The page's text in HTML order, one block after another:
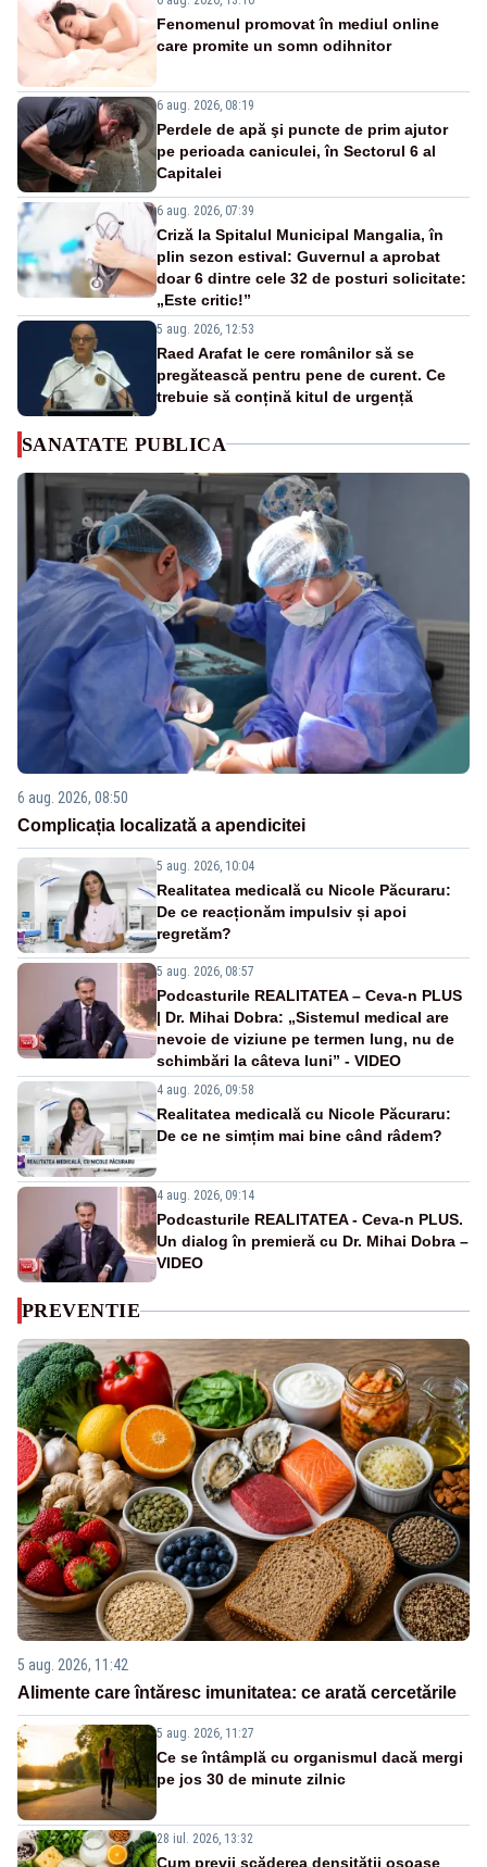
Fenomenul promovat în mediul online
care promite un somn odihnitor
6 aug. 2026, 08:19
Perdele de apă şi puncte de prim ajutor
pe perioada caniculei, în Sectorul 6 al
Capitalei
6 aug. 2026, 07:39
Criză la Spitalul Municipal Mangalia, în
plin sezon estival: Guvernul a aprobat
doar 6 dintre cele 32 de posturi solicitate:
„Este critic!”
5 aug. 2026, 12:53
Raed Arafat le cere românilor să se
pregătească pentru pene de curent. Ce
trebuie să conțină kitul de urgență
SANATATE PUBLICA
6 aug. 2026, 08:50
Complicația localizată a apendicitei
5 aug. 2026, 10:04
Realitatea medicală cu Nicole Păcuraru:
De ce reacționăm impulsiv și apoi
regretăm?
5 aug. 2026, 08:57
Podcasturile REALITATEA – Ceva-n PLUS
| Dr. Mihai Dobra: „Sistemul medical are
nevoie de viziune pe termen lung, nu de
schimbări la câteva luni” - VIDEO
4 aug. 2026, 09:58
Realitatea medicală cu Nicole Păcuraru:
De ce ne simțim mai bine când râdem?
4 aug. 2026, 09:14
Podcasturile REALITATEA - Ceva-n PLUS.
Un dialog în premieră cu Dr. Mihai Dobra –
VIDEO
PREVENTIE
5 aug. 2026, 11:42
Alimente care întăresc imunitatea: ce arată cercetările
5 aug. 2026, 11:27
Ce se întâmplă cu organismul dacă mergi
pe jos 30 de minute zilnic
28 iul. 2026, 13:32
Cum previi scăderea densității osoase